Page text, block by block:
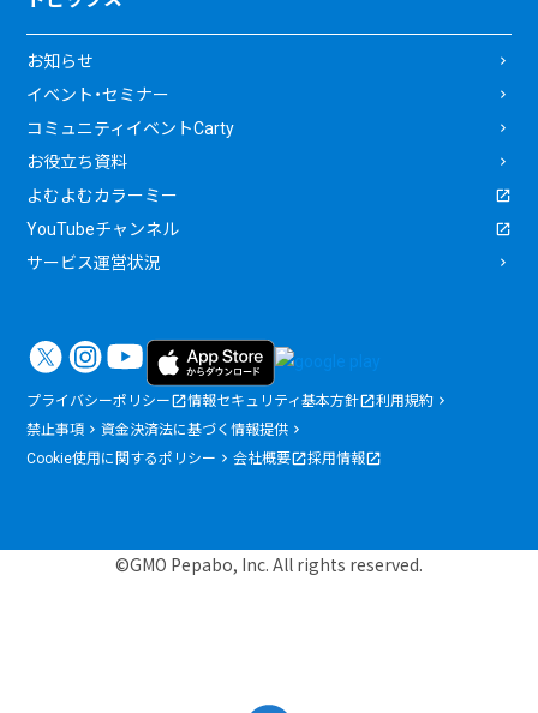
お知らせ
イベント・セミナー
コミュニティイベントCarty
お役立ち資料
よむよむカラーミー
YouTubeチャンネル
サービス運営状況
プライバシーポリシー 情報セキュリティ基本方針
利用規約
禁止事項
資金決済法に基づく情報提供
Cookie使用に関するポリシー
会社概要 採用情報
©GMO Pepabo, Inc. All rights reserved.